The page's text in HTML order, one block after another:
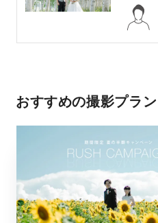
おすすめの撮影プラン